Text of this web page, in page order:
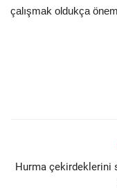
İş & Ekonomi
Sağlık
çalışmak oldukça
Hurma çekirdeklerini